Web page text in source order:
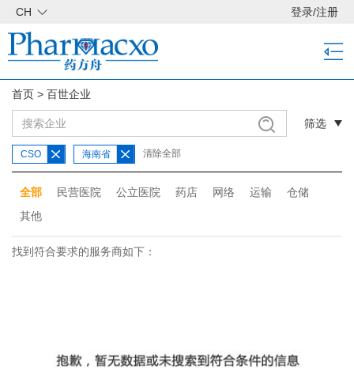
CH 登录/注册
首页 > 百世企业
筛选
CSO 海南省 清除全部
全部 民营医院 公立医院 药店 网络 运输
仓储
其他
找到符合要求的服务商如下：